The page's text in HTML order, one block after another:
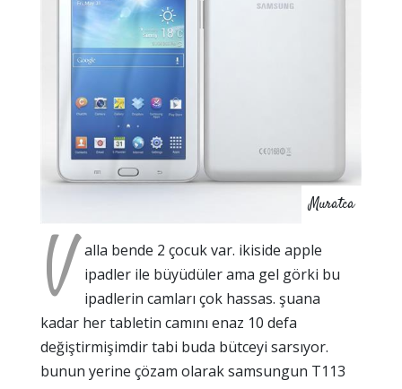
Muratca
V alla bende 2 çocuk var. ikiside apple
ipadler ile büyüdüler ama gel görki bu
ipadlerin camları çok hassas. şuana
kadar her tabletin camını enaz 10 defa
değiştirmişimdir tabi buda bütceyi sarsıyor.
bunun yerine çözam olarak samsungun T113